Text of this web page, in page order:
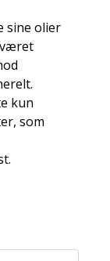
sine olier
kun
som